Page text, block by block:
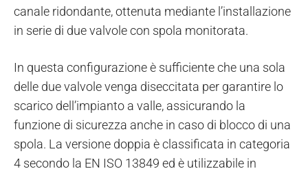
canale ridondante, ottenuta mediante l’installazione
in serie di due valvole con spola monitorata.
In questa configurazione è sufficiente che una sola
delle due valvole venga diseccitata per garantire lo
scarico dell’impianto a valle, assicurando la
funzione di sicurezza anche in caso di blocco di una
spola. La versione doppia è classificata in categoria
4 secondo la EN ISO 13849 ed è utilizzabile in